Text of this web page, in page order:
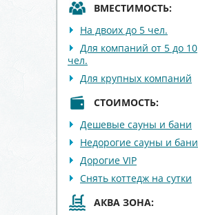
ВМЕСТИМОСТЬ:
На двоих до 5 чел.
Для компаний от 5 до 10
чел.
Для крупных компаний
СТОИМОСТЬ:
Дешевые сауны и бани
Недорогие сауны и бани
Дорогие VIP
Снять коттедж на сутки
АКВА ЗОНА: